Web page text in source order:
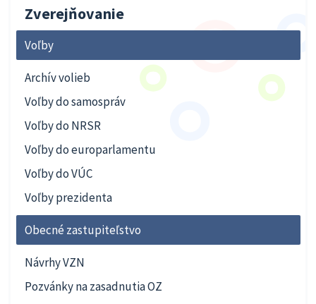
Zverejňovanie
Voľby
Archív volieb
Voľby do samospráv
Voľby do NRSR
Voľby do europarlamentu
Voľby do VÚC
Voľby prezidenta
Obecné zastupiteľstvo
Návrhy VZN
Pozvánky na zasadnutia OZ